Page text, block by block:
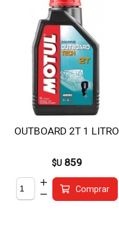
OUTBOARD 2T 1 LITRO
$U 859
Comprar